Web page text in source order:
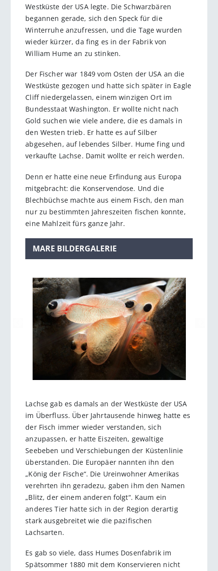
Westküste der USA legte. Die Schwarzbären
begannen gerade, sich den Speck für die
Winterruhe anzufressen, und die Tage wurden
wieder kürzer, da fing es in der Fabrik von
William Hume an zu stinken.
Der Fischer war 1849 vom Osten der USA an die
Westküste gezogen und hatte sich später in Eagle
Cliff niedergelassen, einem winzigen Ort im
Bundesstaat Washington. Er wollte nicht nach
Gold suchen wie viele andere, die es damals in
den Westen trieb. Er hatte es auf Silber
abgesehen, auf lebendes Silber. Hume fing und
verkaufte Lachse. Damit wollte er reich werden.
Denn er hatte eine neue Erfindung aus Europa
mitgebracht: die Konservendose. Und die
Blechbüchse machte aus einem Fisch, den man
nur zu bestimmten Jahreszeiten fischen konnte,
eine Mahlzeit fürs ganze Jahr.
MARE BILDERGALERIE
Lachse gab es damals an der Westküste der USA
im Überfluss. Über Jahrtausende hinweg hatte es
der Fisch immer wieder verstanden, sich
anzupassen, er hatte Eiszeiten, gewaltige
Seebeben und Verschiebungen der Küstenlinie
überstanden. Die Europäer nannten ihn den
„König der Fische“. Die Ureinwohner Amerikas
verehrten ihn geradezu, gaben ihm den Namen
„Blitz, der einem anderen folgt“. Kaum ein
anderes Tier hatte sich in der Region derartig
stark ausgebreitet wie die pazifischen
Lachsarten.
Es gab so viele, dass Humes Dosenfabrik im
Spätsommer 1880 mit dem Konservieren nicht